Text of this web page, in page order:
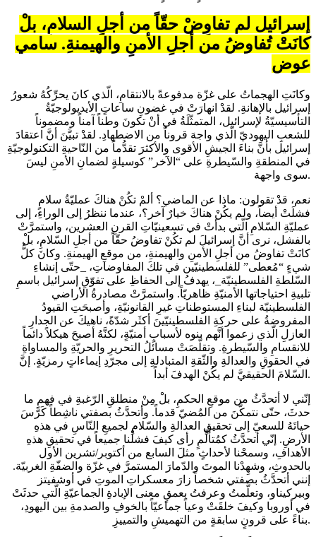
إسرائيل لم تفاوِضْ حقّاً من أجلِ السلامِ، بلْ
كانَتْ تُفاوضُ من أجلِ الأمنِ والهيمنةِ. سامي
عوض
وكانَتِ الهجماتُ على غزّة مدفوعةً بالانتقامِ، الّذي كانَ يحرِّكُهُ شعورُ
إسرائيل بالإهانةِ. لقدْ انهارَتْ في غضونِ ساعاتٍ الأيديولوجيّةُ
التأسيسيّةُ لإسرائيل، المتمثّلَةُ في أنْ تكونَ وطناً آمناً ومضموناً
للشعبِ اليهوديّ الّذي واجهَ قروناً من الاضطهادِ. لقدْ تبيَّنَ أنَّ اعتقادَ
إسرائيل بأنَّ بناءَ الجيشِ الأقوى والأكثرَ تقدُّماً من النّاحيةِ التكنولوجيّةِ
في المنطقةِ والسّيطرةِ على “الآخر” كوسيلةٍ لضمانِ الأمنِ ليسَ
سوى واجهة.
نعم، قدْ تقولون: ماذا عن الماضي؟ ألمْ تكُنْ هناكَ عمليّةُ سلامٍ
فشلَتْ أيضاً، ولم يكُنْ هناكَ خيارٌ آخر؟، عندما ننظرُ إلى الوراءِ، إلى
عمليّةِ السّلامِ الّتي بدأتْ في تسعينيّاتِ القرنِ العشرين، واستمرَّتْ
بالفشل، نرى أنَّ إسرائيلَ لم تكُنْ تفاوضُ حقّاً من أجلِ السّلامِ، بلْ
كانَتْ تفاوضُ من أجلِ الأمنِ والهيمنةِ، من موقعِ الهيمنةِ. وكانَ كلُّ
شيءٍ “مُعطى” للفلسطينيّين في تلكَ المفاوضاتِ، _حتّى إنشاءِ
السّلطةِ الفلسطينيّة_، يهدفُ إلى الحفاظِ على تفوّقِ إسرائيل باسمِ
تلبيةِ احتياجاتها الأمنيّةِ ظاهريّاً. واستمرَّتْ مصادرةُ الأراضي
الفلسطينيّة لبناءِ المستوطناتِ غيرِ القانونيّةِ، وأصبحَتِ القيودُ
المفروضةُ على حركةِ الفلسطينيّينَ أكثَر شدّةً، ناهيكَ عن الجدارِ
العازلِ الّذي زعموا أنَّهم بنوه لأسبابٍ أمنيّةٍ، لكنَّهُ أصبحَ هيكلاً دائماً
للانقسامِ والسّيطرةِ. وتقلَّصَتْ مسائلُ التحريرِ والحريّةِ والمساواةِ
في الحقوقِ والعدالةِ والثّقةِ المتبادلةِ إلى مجرّدِ إيماءاتٍ رمزيّةٍ. إنَّ
السّلامَ الحقيقيَّ لم يكُنْ الهدفَ أبداً.
إنّني لا أتحدَّثُ من موقعِ الحكمِ، بلْ مِنْ منطلقِ الرّغبةِ في فهمِ ما
حدثَ، حتّى نتمكَّنَ من المُضيّ قدماً. وأتحدَّثُ بصفتي ناشِطاً كَرَّسَ
حياتَهُ للسعيّ إلى تحقيقِ العدالةِ والسّلامِ لجميعِ النّاسِ في هذهِ
الأرضِ. إنّي أتحدَّثُ كمُتألِّمٍ رأى كيفَ فشلْنا جميعاً في تحقيقِ هذهِ
الأهدافِ، وسمحْنا لأحداثٍ مثلَ السابع من أكتوبر/تشرين الأول
بالحدوثِ، وشهِدْنا الموتَ والدّمارَ المستمرَّ في غزّة والضفّةِ الغربيّة.
إنني أتحدَّثُ بصفتي شخصاً زارَ معسكراتِ الموتِ في أوشفيتز
وبيركيناو، وتعلَّمتُ وعرفتُ بعمقٍ معنى الإبادةِ الجماعيّةِ الّتي حدثَتْ
في أوروبا وكيفَ خلقَتْ وعياً جماعيّاً بالخوفِ والصدمةِ بين اليهودِ،
بناءً على قرونٍ سابقةٍ من التهميشِ والتمييزِ.